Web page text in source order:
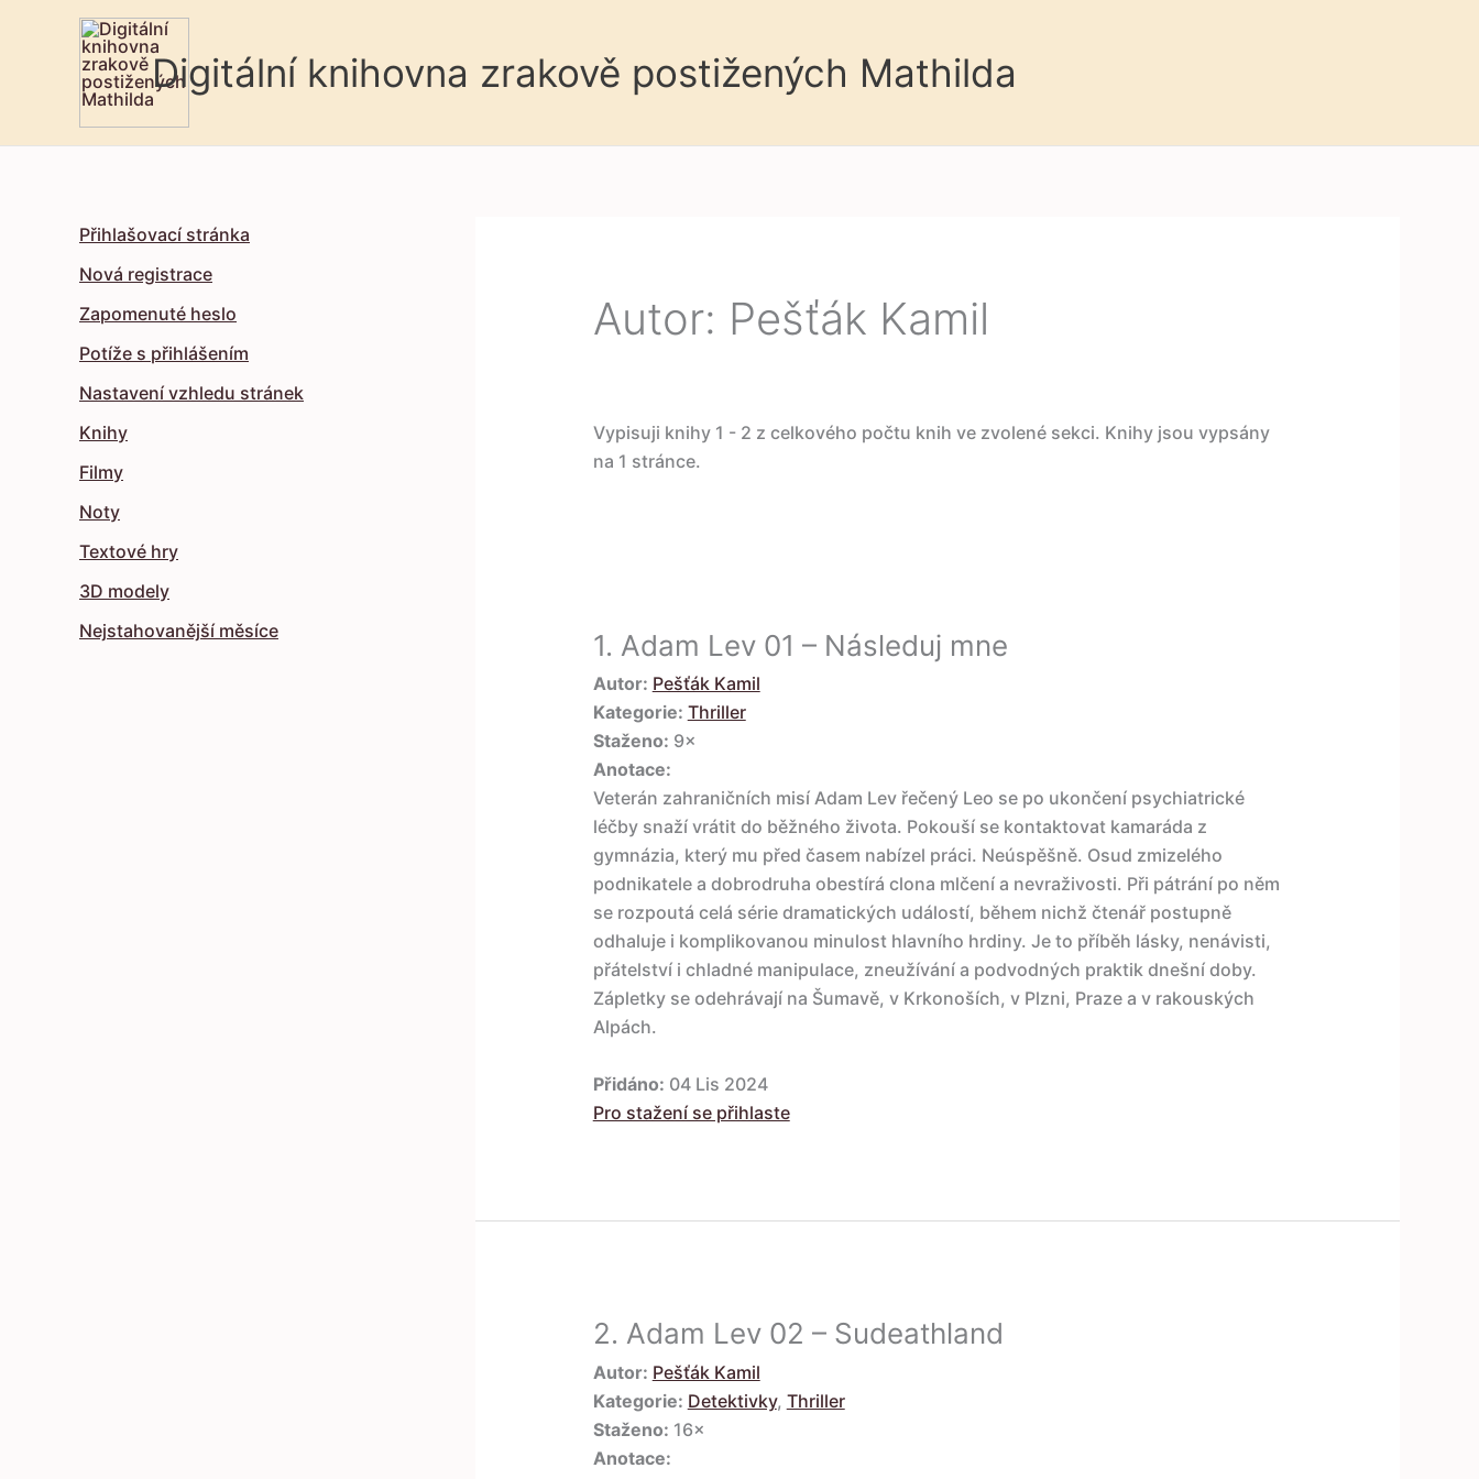
Digitální knihovna zrakově postižených Mathilda
Přihlašovací stránka
Nová registrace
Zapomenuté heslo
Potíže s přihlášením
Nastavení vzhledu stránek
Knihy
Filmy
Noty
Textové hry
3D modely
Nejstahovanější měsíce
Autor: Pešťák Kamil
Vypisuji knihy 1 - 2 z celkového počtu knih ve zvolené sekci. Knihy jsou vypsány
na 1 stránce.
1. Adam Lev 01 – Následuj mne
Autor: Pešťák Kamil
Kategorie: Thriller
Staženo: 9×
Anotace:
Veterán zahraničních misí Adam Lev řečený Leo se po ukončení psychiatrické
léčby snaží vrátit do běžného života. Pokouší se kontaktovat kamaráda z
gymnázia, který mu před časem nabízel práci. Neúspěšně. Osud zmizelého
podnikatele a dobrodruha obestírá clona mlčení a nevraživosti. Při pátrání po něm
se rozpoutá celá série dramatických událostí, během nichž čtenář postupně
odhaluje i komplikovanou minulost hlavního hrdiny. Je to příběh lásky, nenávisti,
přátelství i chladné manipulace, zneužívání a podvodných praktik dnešní doby.
Zápletky se odehrávají na Šumavě, v Krkonoších, v Plzni, Praze a v rakouských
Alpách.
Přidáno: 04 Lis 2024
Pro stažení se přihlaste
2. Adam Lev 02 – Sudeathland
Autor: Pešťák Kamil
Kategorie: Detektivky, Thriller
Staženo: 16×
Anotace: